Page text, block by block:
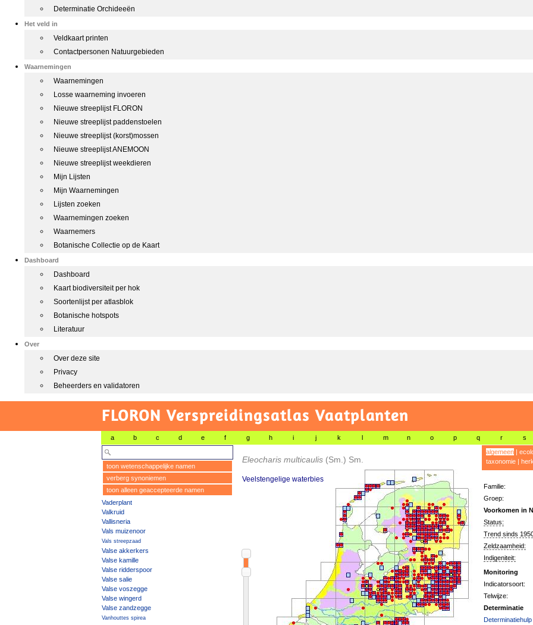
Determinatie Orchideeën
Het veld in
Veldkaart printen
Contactpersonen Natuurgebieden
Waarnemingen
Waarnemingen
Losse waarneming invoeren
Nieuwe streeplijst FLORON
Nieuwe streeplijst paddenstoelen
Nieuwe streeplijst (korst)mossen
Nieuwe streeplijst ANEMOON
Nieuwe streeplijst weekdieren
Mijn Lijsten
Mijn Waarnemingen
Lijsten zoeken
Waarnemingen zoeken
Waarnemers
Botanische Collectie op de Kaart
Dashboard
Dashboard
Kaart biodiversiteit per hok
Soortenlijst per atlasblok
Botanische hotspots
Literatuur
Over
Over deze site
Privacy
Beheerders en validatoren
FLORON Verspreidingsatlas Vaatplanten
a b c d e f g h i j k l m n o p q r s
toon wetenschappelijke namen
verberg synoniemen
toon alleen geaccepteerde namen
Vaderplant
Valkruid
Vallisneria
Vals muizenoor
Vals streepzaad
Valse akkerkers
Valse kamille
Valse ridderspoor
Valse salie
Valse voszegge
Valse wingerd
Valse zandzegge
Vanhouttes spirea
Eleocharis multicaulis (Sm.) Sm.
Veelstengelige waterbies
algemeen|
taxonomie|
Familie:
Groep:
Voorkomen in
Status:
Trend sinds
Zeldzaamheid:
Indigeniteit:
Monitoring
Indicatorsoort:
Telwijze:
Determinatie